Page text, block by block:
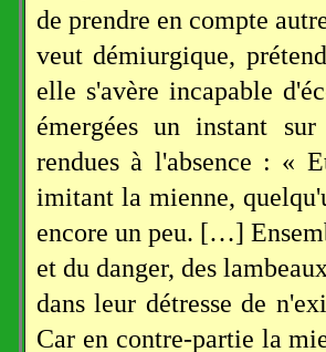
de prendre en compte
veut démiurgique,
elle s'avère incapable
émergées un instant
rendues à l'absence : «
imitant la mienne,
encore un peu. […]
et du danger, des
dans leur détresse de
Car en contre-partie la